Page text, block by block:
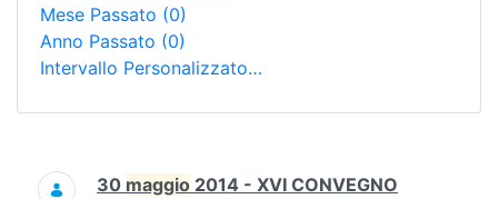
Mese Passato (0)
Anno Passato (0)
Intervallo Personalizzato…
Ricerca
30 maggio 2014 - XVI CONVEGNO